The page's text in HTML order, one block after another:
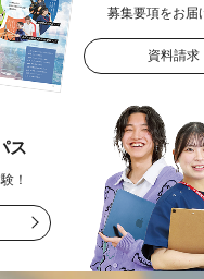
募集要項をお届
資料請求
ス
！